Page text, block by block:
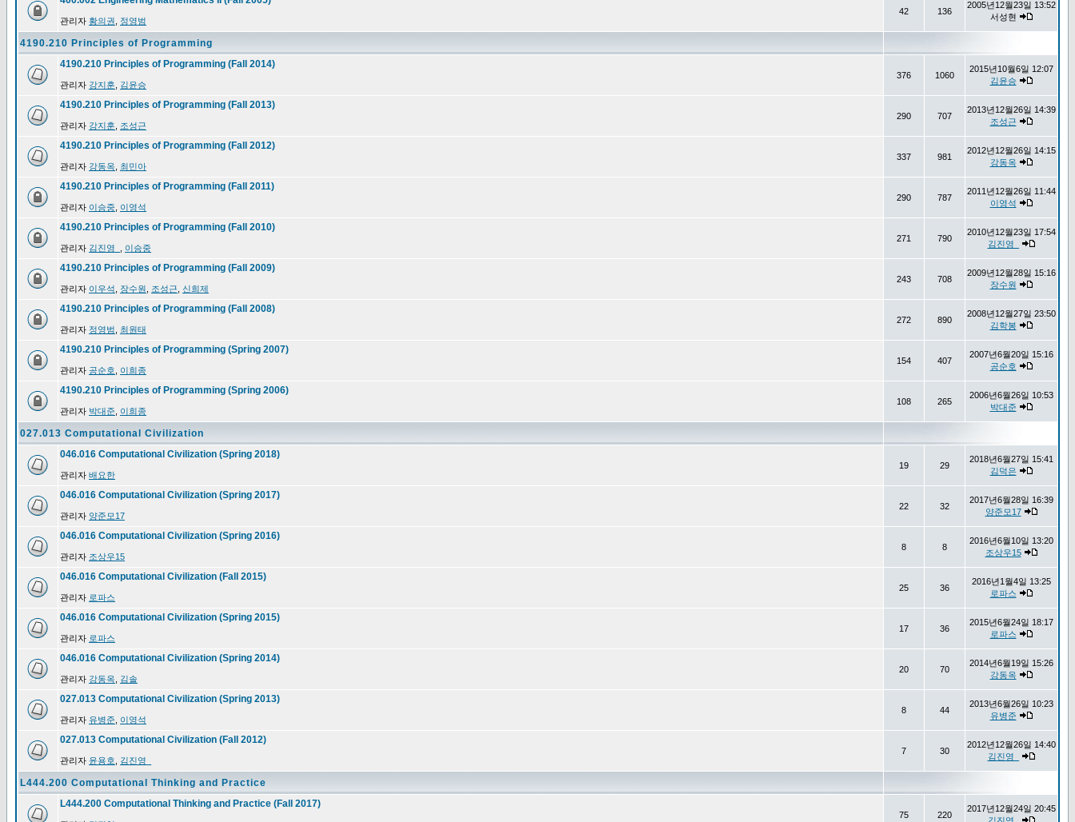
관리자 황의권 정영범
42 136
2005년12월23일 13:52
서성현
4190.210 Principles of Programming
4190.210 Principles of Programming (Fall 2014)
관리자 강지훈 김윤승
376 1060
2015년10월6일 12:07
김윤승
4190.210 Principles of Programming (Fall 2013)
관리자 강지훈 조성근
290 707
2013년12월26일 14:39
조성근
4190.210 Principles of Programming (Fall 2012)
관리자 강동옥 최민아
337 981
2012년12월26일 14:15
강동옥
4190.210 Principles of Programming (Fall 2011)
관리자 이승중 이영석
290 787
2011년12월26일 11:44
이영석
4190.210 Principles of Programming (Fall 2010)
관리자 김진영_ 이승중
271 790
2010년12월23일 17:54
김진영_
4190.210 Principles of Programming (Fall 2009)
관리자 이우석 장수원 조성근 신희제
243 708
2009년12월28일 15:16
장수원
4190.210 Principles of Programming (Fall 2008)
관리자 정영범 최원태
272 890
2008년12월27일 23:50
김학봉
4190.210 Principles of Programming (Spring 2007)
관리자 공순호 이희종
154 407
2007년6월20일 15:16
공순호
4190.210 Principles of Programming (Spring 2006)
관리자 박대준 이희종
108 265
2006년6월26일 10:53
박대준
027.013 Computational Civilization
046.016 Computational Civilization (Spring 2018)
관리자 배요한
19 29
2018년6월27일 15:41
김덕은
046.016 Computational Civilization (Spring 2017)
관리자 양준모17
22 32
2017년6월28일 16:39
양준모17
046.016 Computational Civilization (Spring 2016)
관리자 조상우15
8 8
2016년6월10일 13:20
조상우15
046.016 Computational Civilization (Fall 2015)
관리자 로파스
25 36
2016년1월4일 13:25
로파스
046.016 Computational Civilization (Spring 2015)
관리자 로파스
17 36
2015년6월24일 18:17
로파스
046.016 Computational Civilization (Spring 2014)
관리자 강동옥 김솔
20 70
2014년6월19일 15:26
강동옥
027.013 Computational Civilization (Spring 2013)
관리자 유병준 이영석
8 44
2013년6월26일 10:23
유병준
027.013 Computational Civilization (Fall 2012)
관리자 윤용호 김진영_
7 30
2012년12월26일 14:40
김진영_
L444.200 Computational Thinking and Practice
L444.200 Computational Thinking and Practice (Fall 2017)
75 220
2017년12월24일 20:45